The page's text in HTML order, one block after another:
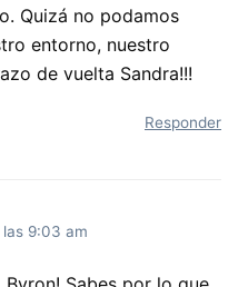
Quizá no podamos
entorno, nuestro
de vuelta Sandra!!!
Responder
9:03 am